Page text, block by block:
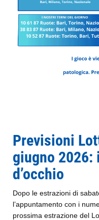
Previsioni
giugno 2026:
d’occhio
Dopo le estrazioni di
l’appuntamento con i
prossima estrazione del